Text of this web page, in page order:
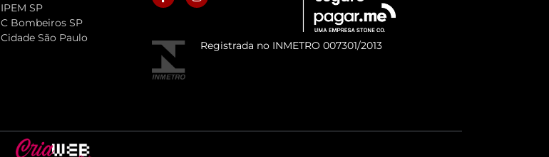
IPEM SP
C Bombeiros SP
Cidade São Paulo
Registrada no INMETRO 007301/2013